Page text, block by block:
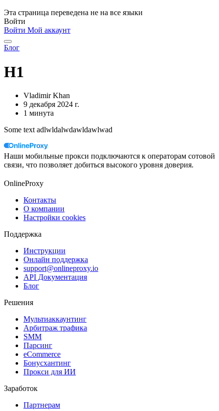
Эта страница переведена не на все языки
Войти
Войти Мой аккаунт
Блог
H1
Vladimir Khan
9 декабря 2024 г.
1 минута
Some text adlwldalwdawldawlwad
Наши мобильные прокси подключаются к операторам сотовой
связи, что позволяет добиться высокого уровня доверия.
OnlineProxy
Контакты
О компании
Настройки cookies
Поддержка
Инструкции
Онлайн поддержка
support@onlineproxy.io
API Документация
Блог
Решения
Мультиаккаунтинг
Арбитраж трафика
SMM
Парсинг
eCommerce
Бонусхантинг
Прокси для ИИ
Заработок
Партнерам